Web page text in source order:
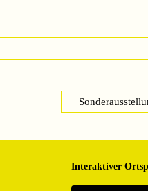
Interaktiver